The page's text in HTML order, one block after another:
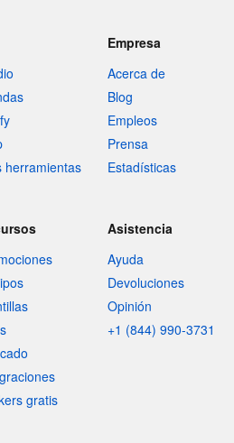
herramientas
Empresa
Acerca de
Blog
Empleos
Prensa
Estadísticas
gratis
Asistencia
Ayuda
Devoluciones
Opinión
+1 (844) 990-3731